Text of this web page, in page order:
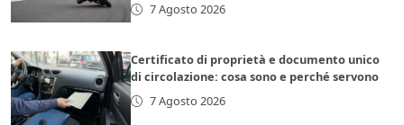
7 Agosto 2026
Certificato di proprietà e documento unico
di circolazione: cosa sono e perché servono
7 Agosto 2026